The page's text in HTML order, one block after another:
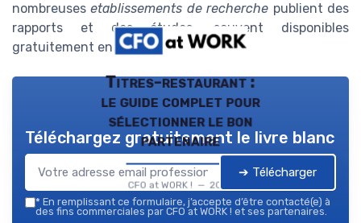
nombreusesetablissements de recherche publient des
rapports et des études, souvent disponibles
gratuitement en ligne.
Titres-restaurant :
le guide complet pour
sélectionner le bon
partenaire
CFO at WORK ! — 2026
Téléchargez gratuitement le livre blanc
➔ Télécharger
* En remplissant ce formulaire, j’accepte d’être contacté(e) à
des fins commerciales par CFO at WORK ! et ses partenaires.